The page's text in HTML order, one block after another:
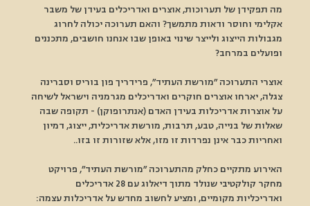
מה תפקידן של תערוכות, אוצרים ואדריכלים בעידן של משבר
אקלימי וחוסר ודאות מתמשך? והאם תערוכה יכולה לחרוג
מגבולות הייצוג ולייצר שינוי באופן שבו אנחנו חושבים, מתכננים
ופועלים במרחב?
אוצרי התערוכה ״מורשת העתיד״, פרידריך פון בוריס וסברינה
צגלה, יארחו אוצרים חוקרים ואדריכלים מגרמניה וישראל לשיחה
על אוצרות אדריכלות בעידן האדם (אנתרופוקן) - תקופה שבה
שאלות של בנייה, טבע, תרבות, מורשת אדריכלית, ייצוג, דמיון
ואחריות כבר אינן נפרדות זו מזו, אלא שזורות זו בזו..
האירוע מתקיים כחלק מהתערוכה ״מורשת העתיד״, פרויקט
מחקר קולקטיבי שנולד מתוך דיאלוג עם 28 אדריכלים
ואדריכליות מקומיים, ומציע לחשוב מחדש על אדריכלות עצמה: